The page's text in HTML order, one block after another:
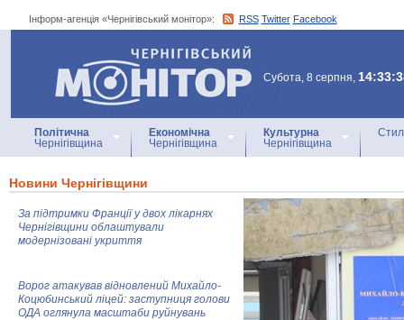
Інформ-агенція «Чернігівський монітор»: RSS Twitter Facebook
Інформ-агенція
«Чернігівський монітор»
Субота, 8 серпня,
Політична
Чернігівщина
Економічна
Чернігівщина
Культурна
Чернігівщина
Новини Чернігівщини
За підтримки Франції у двох лікарнях
Чернігівщини облаштували
модернізовані укриття
Ворог атакував відновлений Михайло-
Коцюбинський ліцей: заступниця голови
ОДА оглянула масштаби руйнувань